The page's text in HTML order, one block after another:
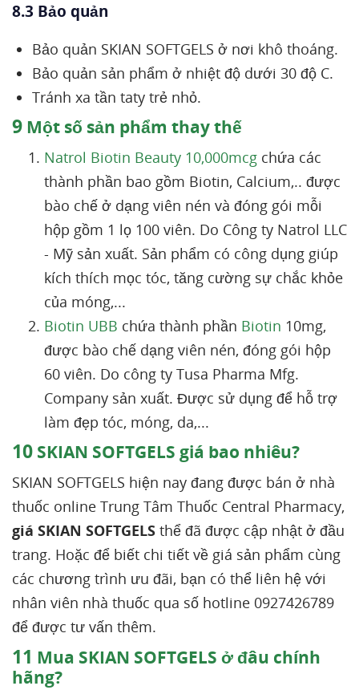
8.3 Bảo quản
Bảo quản SKIAN SOFTGELS ở nơi khô thoáng.
Bảo quản sản phẩm ở nhiệt độ dưới 30 độ C.
Tránh xa tần taty trẻ nhỏ.
9 Một số sản phẩm thay thế
Natrol Biotin Beauty 10,000mcg chứa các
thành phần bao gồm Biotin, Calcium,.. được
bào chế ở dạng viên nén và đóng gói mỗi
hộp gồm 1 lọ 100 viên. Do Công ty Natrol LLC
- Mỹ sản xuất. Sản phẩm có công dụng giúp
kích thích mọc tóc, tăng cường sự chắc khỏe
của móng,...
Biotin UBB chứa thành phần Biotin 10mg,
được bào chế dạng viên nén, đóng gói hộp
60 viên. Do công ty Tusa Pharma Mfg.
Company sản xuất. Được sử dụng để hỗ trợ
làm đẹp tóc, móng, da,...
10 SKIAN SOFTGELS giá bao nhiêu?
SKIAN SOFTGELS hiện nay đang được bán ở nhà
thuốc online Trung Tâm Thuốc Central Pharmacy,
giá SKIAN SOFTGELS thể đã được cập nhật ở đầu
trang. Hoặc để biết chi tiết về giá sản phẩm cùng
các chương trình ưu đãi, bạn có thể liên hệ với
nhân viên nhà thuốc qua số hotline 0927426789
để được tư vấn thêm.
11 Mua SKIAN SOFTGELS ở đâu chính
hãng?